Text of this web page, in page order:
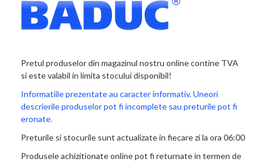
Pretul produselor din magazinul nostru online contine TVA
si este valabil in limita stocului disponibil!
Informatiile prezentate au caracter informativ. Uneori
descrierile produselor pot fi incomplete sau preturile pot fi
eronate.
Preturile si stocurile sunt actualizate in fiecare zi la ora 06:00
Produsele achizitionate online pot fi returnate in termen de